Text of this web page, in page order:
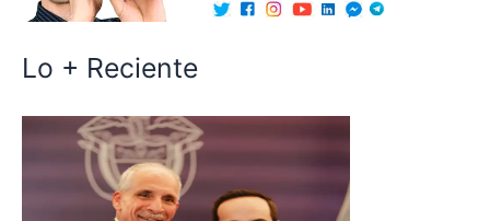
Lo + Reciente